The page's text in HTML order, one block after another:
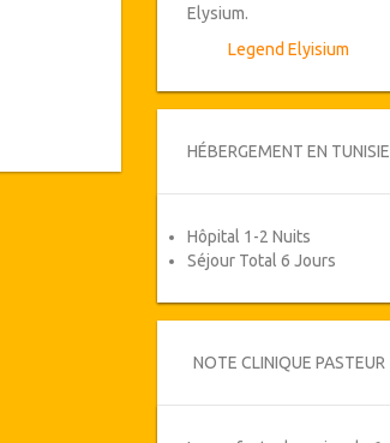
Elysium.
Legend Elyisium
HÉBERGEMENT EN TUNISIE
Hôpital 1-2 Nuits
Séjour Total 6 Jours
NOTE CLINIQUE PASTEUR